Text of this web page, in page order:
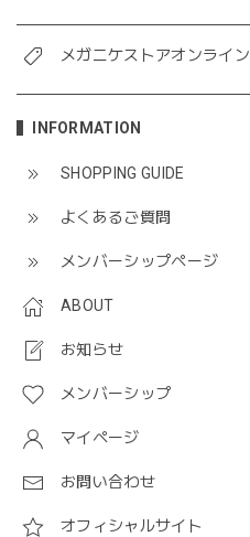
メガニケストアオンライン
INFORMATION
SHOPPING GUIDE
よくあるご質問
メンバーシップページ
ABOUT
お知らせ
メンバーシップ
マイページ
お問い合わせ
オフィシャルサイト